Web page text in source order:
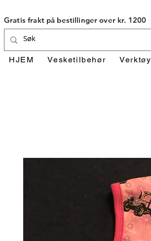
Gratis frakt på bestillinger over kr. 1200
HJEM Vesketilbehør Verktøy